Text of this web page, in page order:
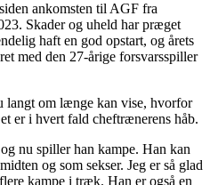
ankomsten til AGF fra
Skader og uheld har præget
haft en god opstart, og årets
med den 27-årige forsvarsspiller
langt om længe kan vise, hvorfor
er i hvert fald cheftrænerens håb.
nu spiller han kampe. Han kan
og som sekser. Jeg er så glad
kampe i træk. Han er også en